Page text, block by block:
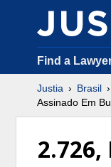
Find a
Justia Brasil
Assinado Em
2.726,